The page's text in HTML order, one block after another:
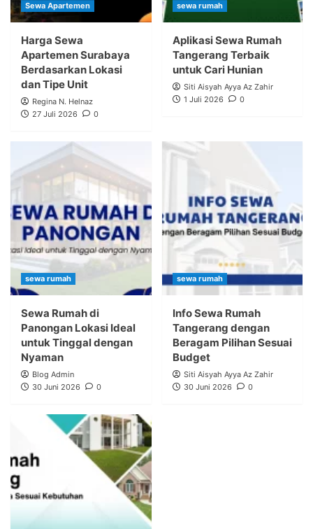
Sewa Apartemen
Harga Sewa
Apartemen Surabaya
Berdasarkan Lokasi
dan Tipe Unit
Regina N. Helnaz
27 Juli 2026
0
sewa rumah
Aplikasi Sewa Rumah
Tangerang Terbaik
untuk Cari Hunian
Siti Aisyah Ayya Az Zahir
1 Juli 2026
0
sewa rumah
Sewa Rumah di
Panongan Lokasi Ideal
untuk Tinggal dengan
Nyaman
Blog Admin
30 Juni 2026
0
sewa rumah
Info Sewa Rumah
Tangerang dengan
Beragam Pilihan Sesuai
Budget
Siti Aisyah Ayya Az Zahir
30 Juni 2026
0